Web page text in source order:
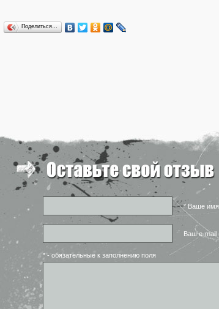
Поделиться…
* Ваше
Ваш e-mail
* - обязательные к заполнению поля